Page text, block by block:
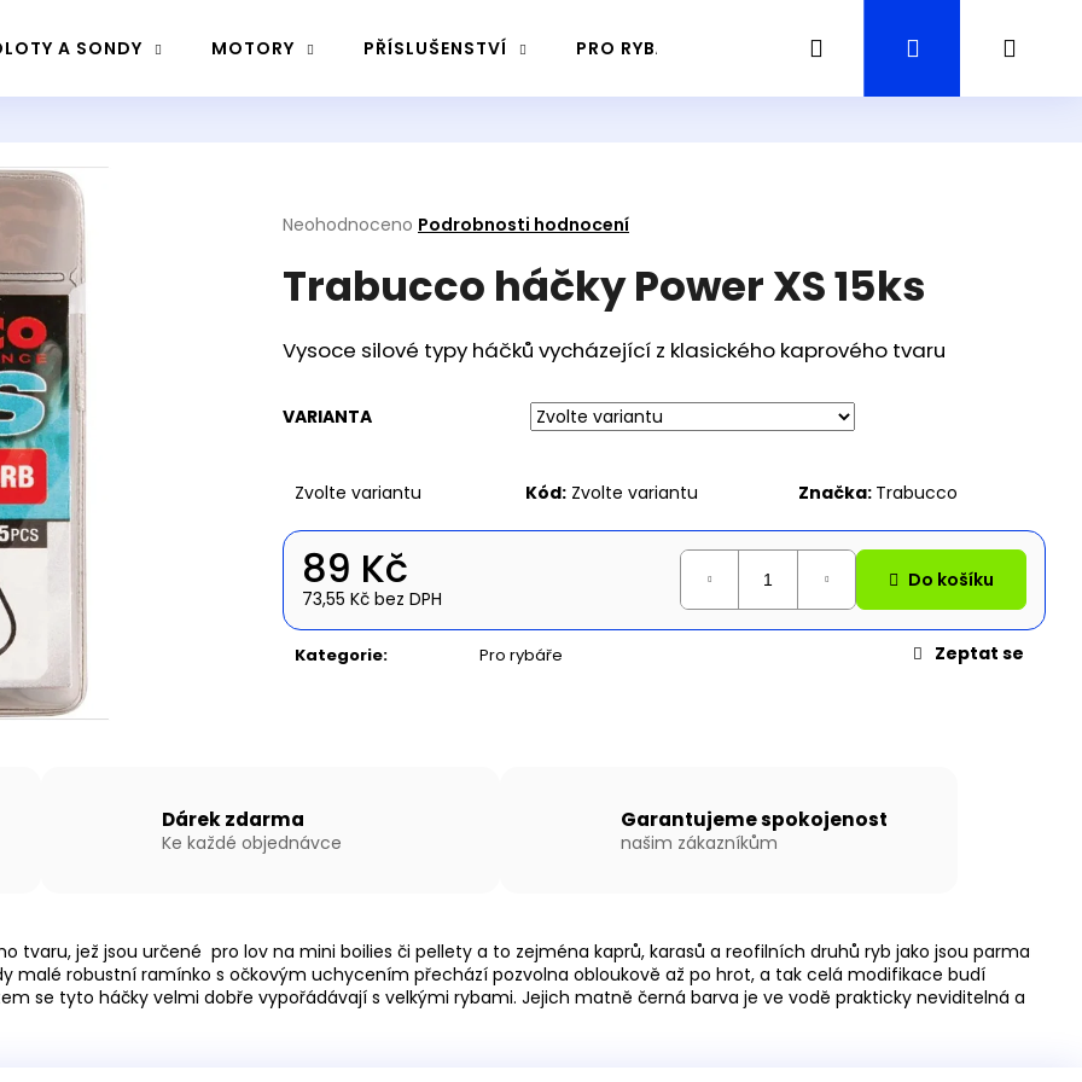
A SONDY MOTORY PŘÍSLUŠENSTVÍ PRO RYBÁŘE PRŮVODCE / GUIDING RYBAŘENÍ
Hledat Přihlášení
Průměrné
produktu
z
5
Neohodnoceno Podrobnosti hodnocení
Trabucco háčky Power XS 15ks
Vysoce silové typy háčků vycházející z klasického kaprového tvaru
VARIANTA
Zvolte variantu Kód: Zvolte variantu Značka: Trabucco
89 Kč
73,55 Kč bez DPH
Do košíku
Kategorie: Pro rybáře Zeptat se
Dárek zdarma
Ke každé objednávce
Garantujeme spokojenost
našim zákazníkům
tvaru, jež jsou určené pro lov na mini boilies či pellety a to zejména kaprů, karasů a reofilních druhů ryb jako jsou parma
malé robustní ramínko s očkovým uchycením přechází pozvolna obloukově až po hrot, a tak celá modifikace budí
se tyto háčky velmi dobře vypořádávají s velkými rybami. Jejich matně černá barva je ve vodě prakticky neviditelná a
Co potřebujete najít?
Hledat
Následující
ČLUN WILLIS BOATS RY-
V ZELENÉ BARVĚ S NAFUKOVACÍ
14 490 Kč
NAFUKOVACÍ ČLUN WILLIS BOATS RY-
BD420 V BÍLO-MODRÉ BARVĚ SE
SKLÁDACÍ HLINÍKOVOU PODLAHOU